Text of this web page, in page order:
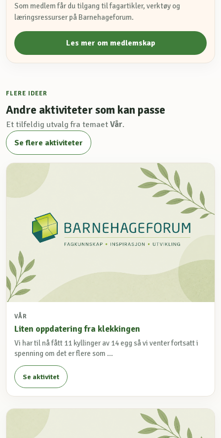
Som medlem får du tilgang til fagartikler, verktøy og
læringsressurser på Barnehageforum.
Les mer om medlemskap
FLERE IDEER
Andre aktiviteter som kan passe
Et tilfeldig utvalg fra temaet Vår.
Se flere aktiviteter
VÅR
Liten oppdatering fra klekkingen
Vi har til nå fått 11 kyllinger av 14 egg så vi venter fortsatt i
spenning om det er flere som ...
Se aktivitet